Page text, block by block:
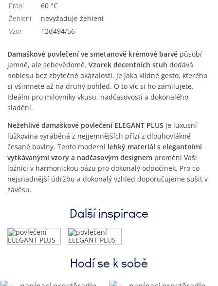
Praní
60 °C
Žehlení
Nevyžaduje žehlení
Vzor
12d494/56
Damaškové povlečení ve smetanově krémové barvě působí
jemně, ale sebevědomě. Vzorek decentních stuh dodává
noblesu bez zbytečné okázalosti. Je jako klidné gesto, kterého
si všimnete až na druhý pohled. O to víc si ho zamilujete.
Ideální pro milovníky vkusu, nadčasovosti a dokonalého
sladění.
Nežehlivé damaškové povlečení ELEGANT PLUS je luxusní
lůžkovina vyráběná z nejjemnějších přízí z dlouhovlákné
česané bavlny. Tento moderní lehký materiál s elegantními
vytkávanými vzory a nadčasovým designem promění Vaši
ložnici v harmonickou oázu pro dokonalý odpočinek. Pro co
nejsnadnější údržbu a dokonalý vzhled doporučujeme sušit v
závěsu.
Další inspirace
Hodí se k sobě